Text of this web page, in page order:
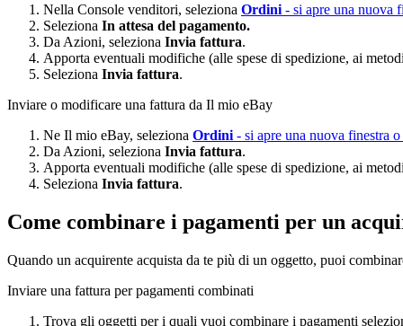
Nella Console venditori, seleziona Ordini - si apre una nuova
Seleziona In attesa del pagamento.
Da Azioni, seleziona Invia fattura.
Apporta eventuali modifiche (alle spese di spedizione, ai
Seleziona Invia fattura.
Inviare o modificare una fattura da Il mio eBay
Ne Il mio eBay, seleziona Ordini - si apre una nuova finestra o
Da Azioni, seleziona Invia fattura.
Apporta eventuali modifiche (alle spese di spedizione, ai
Seleziona Invia fattura.
Come combinare i pagamenti per un
Quando un acquirente acquista da te più di un oggetto, puoi
Inviare una fattura per pagamenti combinati
Trova gli oggetti per i quali vuoi combinare i pagamenti